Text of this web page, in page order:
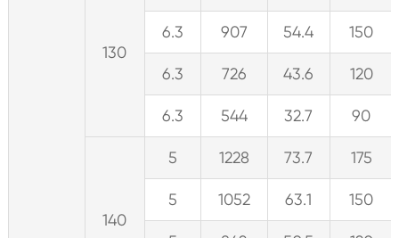
130
6.3 907 54.4 150
6.3 726 43.6 120
6.3 544 32.7 90
140
5 1228 73.7 175
5 1052 63.1 150